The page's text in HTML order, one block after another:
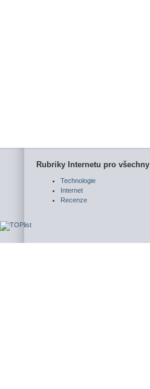
Rubriky Internetu pro všechny
Technologie
Internet
Recenze